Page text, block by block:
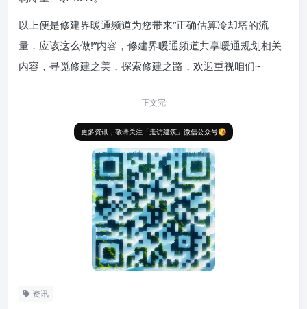
以上便是修建界暖通频道为您带来“正确估算冷却塔的流
量，应该这么做!”内容，修建界暖通频道共享暖通规划相关
内容，寻觅修建之美，探索修建之路，欢迎重视咱们~
正文完
更多资讯，敬请关注「走访建筑」微信公众号😘
资讯